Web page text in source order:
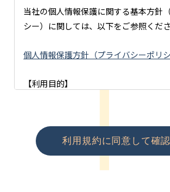
当社の個人情報保護に関する基本方針
シー）に関しては、以下をご参照くださ
個人情報保護方針（プライバシーポリシ
【利用目的】
合せ・見学予約等をいただいた方の個
・アズハイムシリーズへの入居のご案
利用規約に同意して確